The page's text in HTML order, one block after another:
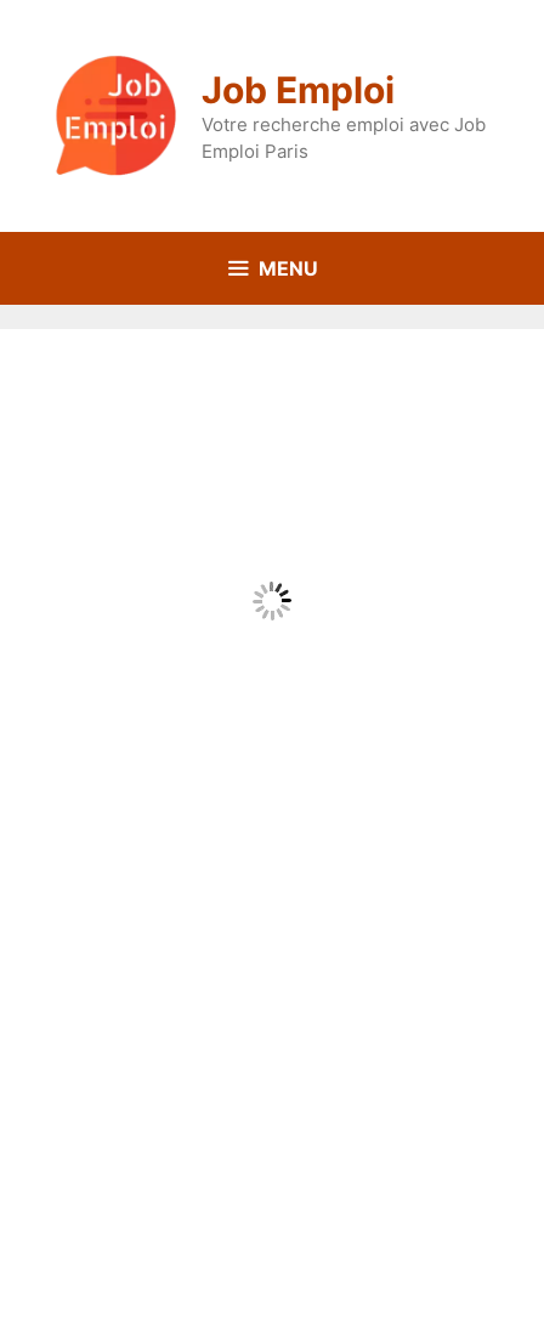
Job Emploi
Votre recherche emploi avec Job
Emploi Paris
MENU